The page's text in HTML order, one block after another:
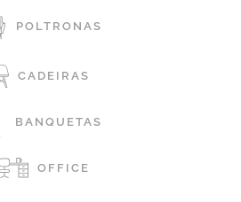
POLTRONAS
CADEIRAS
BANQUETAS
OFFICE